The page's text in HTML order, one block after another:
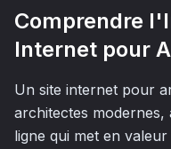
Comprendre
Internet pour
Un site internet pour
architectes
ligne qui met en